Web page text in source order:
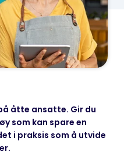
åtte ansatte. Gir du
som kan spare en
i praksis som å utvide